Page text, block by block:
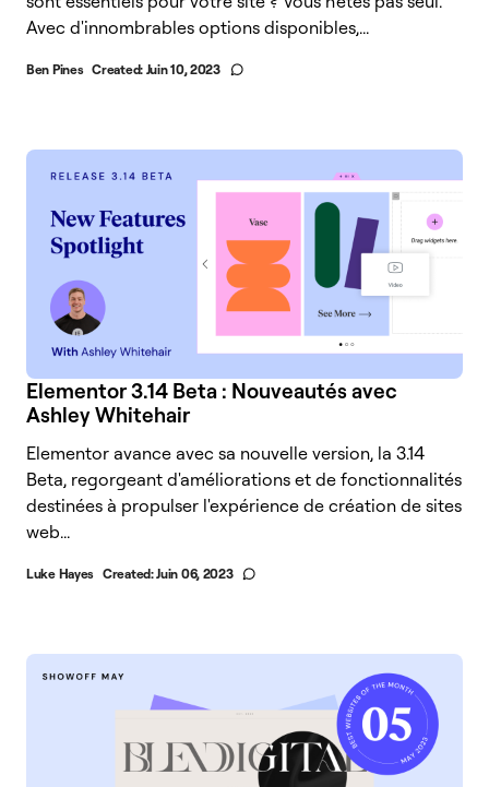
Avec d'innombrables options disponibles,...
Ben Pines Created: Juin 10, 2023
Elementor 3.14 Beta : Nouveautés avec
Ashley Whitehair
Elementor avance avec sa nouvelle version, la 3.14
Beta, regorgeant d'améliorations et de fonctionnalités
destinées à propulser l'expérience de création de sites
web...
Luke Hayes Created:Juin 06, 2023